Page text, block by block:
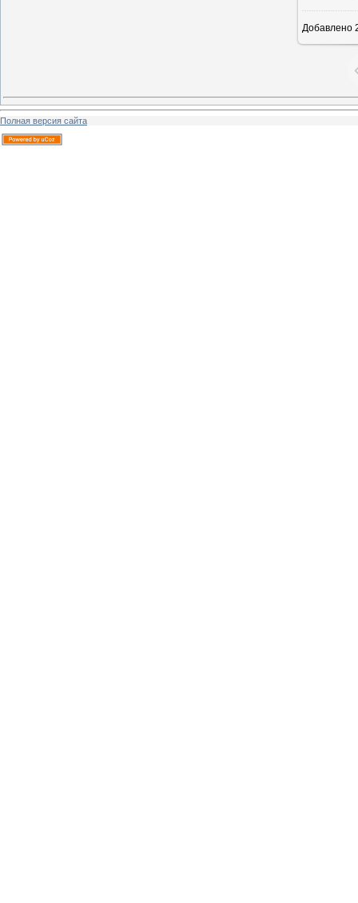
Добавлено
Полная версия сайта